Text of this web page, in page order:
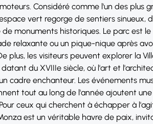
Considéré comme l'un des plus
vert regorge de sentiers sinueux,
monuments historiques. Le parc est le
relaxante ou un pique-nique après
plus, les visiteurs peuvent explorer la
du XVIIIe siècle, où l'art et
cadre enchanteur. Les événements
tout au long de l'année ajoutent
ceux qui cherchent à échapper à
est un véritable havre de paix,